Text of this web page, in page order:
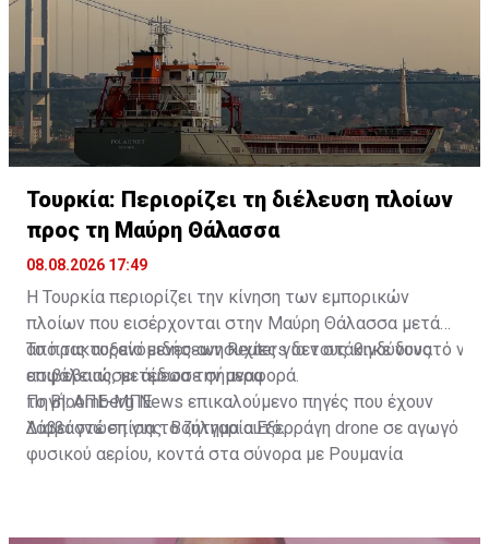
Τουρκία: Περιορίζει τη διέλευση πλοίων
προς τη Μαύρη Θάλασσα
08.08.2026 17:49
Η Τουρκία περιορίζει την κίνηση των εμπορικών
πλοίων που εισέρχονται στην Μαύρη Θάλασσα μετά
από τις αυξανόμενες ανησυχίες για τους κινδύνους
ασφάλειας, μετέδωσε σήμερα
το Bloomberg News επικαλούμενο πηγές που έχουν
λάβει γνώση για το ζήτημα αυτό.
Το πρακτορείο ειδήσεων Reuters δεν στάθηκε δυνατό να
επιβεβαιώσει άμεσα την αναφορά.
Πηγή: ΑΠΕ-ΜΠΕ
Διαβάστε επίσης:Βουλγαρία:Εξερράγη drone σε αγωγό
φυσικού αερίου, κοντά στα σύνορα με Ρουμανία